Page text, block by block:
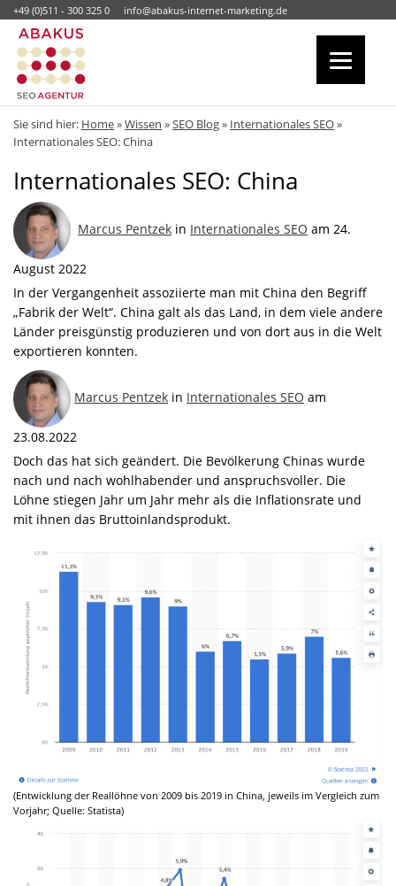
+49 (0)511 - 300 325 0 info@abakus-internet-marketing.de
Sie sind hier: Home»Wissen »SEO Blog» Internationales SEO»
Internationales SEO: China
Internationales SEO: China
Marcus Pentzek in Internationales SEO am 24.
August 2022
In der Vergangenheit assoziierte man mit China den Begriff
„Fabrik der Welt“. China galt als das Land, in dem viele andere
Länder preisgünstig produzieren und von dort aus in die Welt
exportieren konnten.
Marcus Pentzek in Internationales SEO am
23.08.2022
Doch das hat sich geändert. Die Bevölkerung Chinas wurde
nach und nach wohlhabender und anspruchsvoller. Die
Löhne stiegen Jahr um Jahr mehr als die Inflationsrate und
mit ihnen das Bruttoinlandsprodukt.
(Entwicklung der Reallöhne von 2009 bis 2019 in China, jeweils im Vergleich zum
Vorjahr; Quelle: Statista)